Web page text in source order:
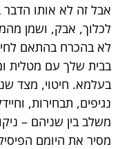
אבל זה לא אותו הדבר
לכלוך, אבק, ושמן
לא בהכרח בהתאם
בבית שלך עם מטלית
בעלמא. חיטוי, מצד
נגיפים, תבחירות,
משלב בין שניהם –
מסיר את היומם